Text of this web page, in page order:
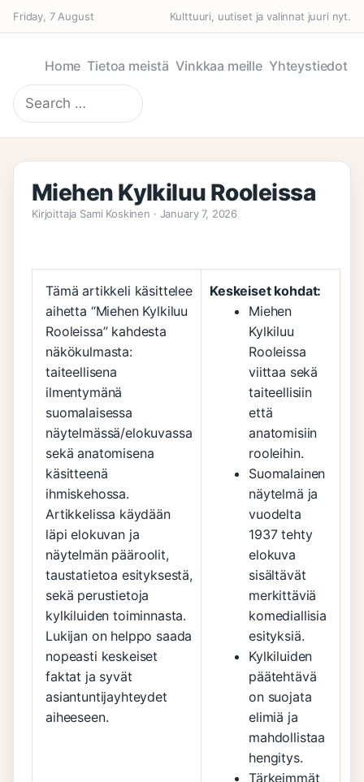
Friday, 7 August Kulttuuri, uutiset ja valinnat juuri nyt.
Home Tietoa meistä Vinkkaa meille Yhteystiedot
Search
for:
Miehen Kylkiluu Rooleissa
Kirjoittaja Sami Koskinen · January 7, 2026
Tämä artikkeli käsittelee
aihetta “Miehen Kylkiluu
Rooleissa” kahdesta
näkökulmasta:
taiteellisena
ilmentymänä
suomalaisessa
näytelmässä/elokuvassa
sekä anatomisena
käsitteenä
ihmiskehossa.
Artikkelissa käydään
läpi elokuvan ja
näytelmän pääroolit,
taustatietoa esityksestä,
sekä perustietoja
kylkiluiden toiminnasta.
Lukijan on helppo saada
nopeasti keskeiset
faktat ja syvät
asiantuntijayhteydet
aiheeseen.
Keskeiset kohdat:
Miehen
Kylkiluu
Rooleissa
viittaa sekä
taiteellisiin
että
anatomisiin
rooleihin.
Suomalainen
näytelmä ja
vuodelta
1937 tehty
elokuva
sisältävät
merkittäviä
komediallisia
esityksiä.
Kylkiluiden
päätehtävä
on suojata
elimiä ja
mahdollistaa
hengitys.
Tärkeimmät